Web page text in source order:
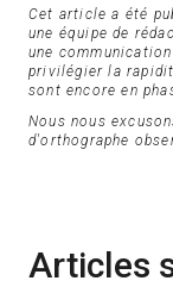
Cet article a été
une équipe de
une
privilégier la
sont encore en
Nous nous
d'orthographe
Articles